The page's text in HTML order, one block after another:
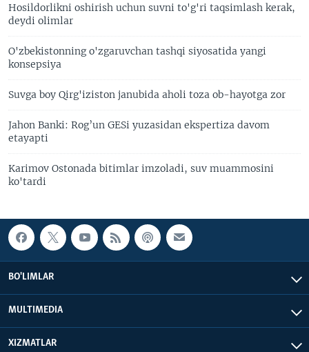
Hosildorlikni oshirish uchun suvni to'g'ri taqsimlash kerak,
deydi olimlar
O'zbekistonning o'zgaruvchan tashqi siyosatida yangi
konsepsiya
Suvga boy Qirg'iziston janubida aholi toza ob-hayotga zor
Jahon Banki: Rog’un GESi yuzasidan ekspertiza davom
etayapti
Karimov Ostonada bitimlar imzoladi, suv muammosini
ko'tardi
BO'LIMLAR
MULTIMEDIA
XIZMATLAR